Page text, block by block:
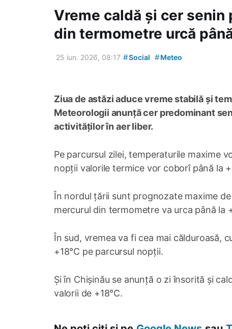
Vreme caldă și cer senin
din termometre urcă
25 iun. 2026, 08:17 #Social #Meteo
Ziua de astăzi aduce vreme stabilă și
Meteorologii anunță cer predominant
activităților în aer liber.
Pe parcursul zilei, temperaturile maxime
nopții valorile termice vor coborî până la
În nordul țării sunt prognozate maxime
mercurul din termometre va urca până la
În sud, vremea va fi cea mai călduroasă,
+18°C pe parcursul nopții.
Și în Chișinău se anunță o zi însorită și
valorii de +18°C.